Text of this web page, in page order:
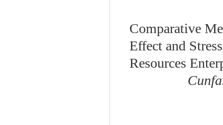
Comparative
Effect and
Resources